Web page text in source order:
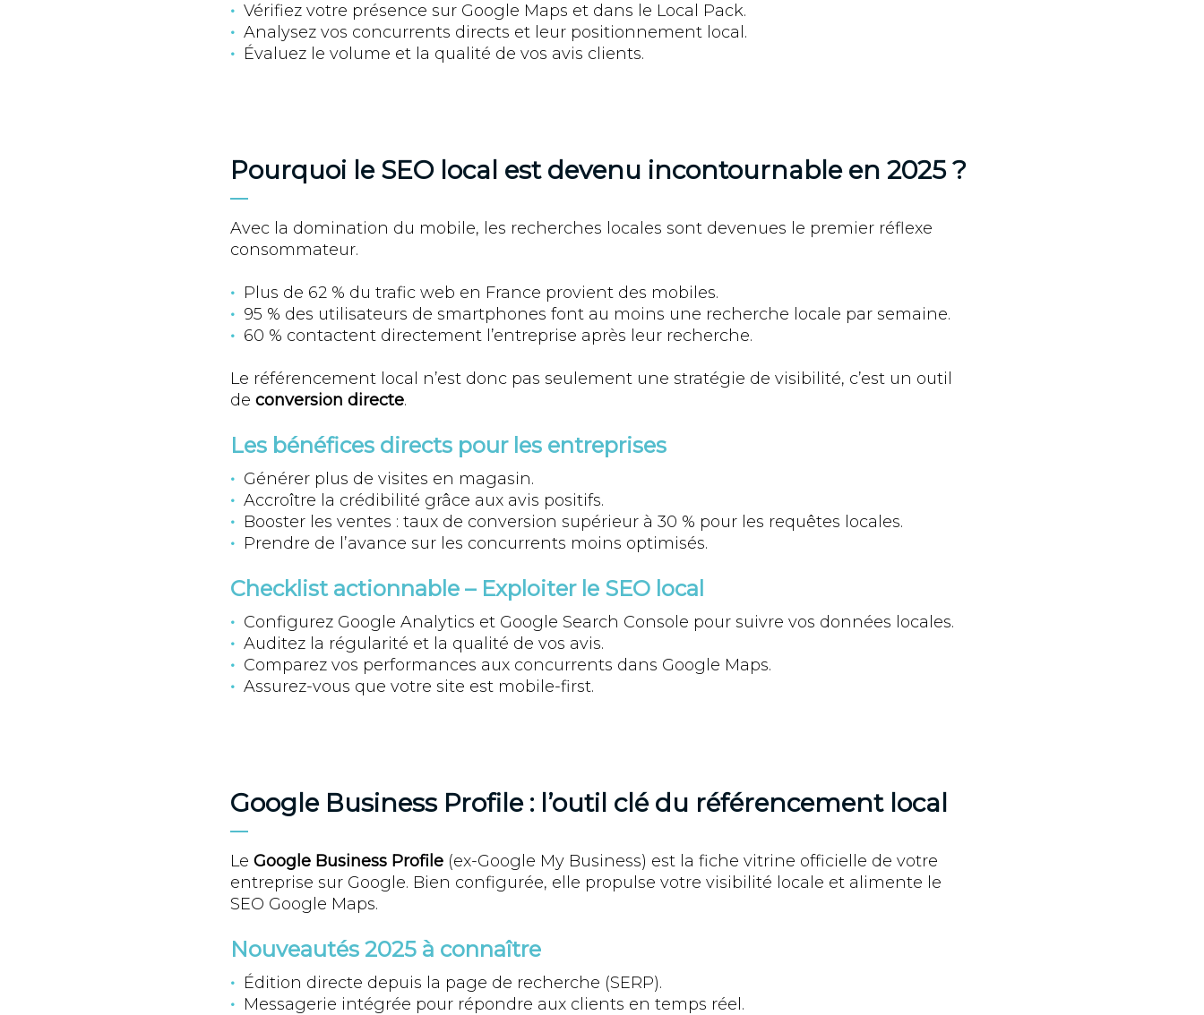
Vérifiez votre présence sur Google Maps et dans le Local Pack.
Analysez vos concurrents directs et leur positionnement local.
Évaluez le volume et la qualité de vos avis clients.
Pourquoi le SEO local est devenu incontournable en 2025 ?
Avec la domination du mobile, les recherches locales sont devenues le premier réflexe
consommateur.
Plus de 62 % du trafic web en France provient des mobiles.
95 % des utilisateurs de smartphones font au moins une recherche locale par semaine.
60 % contactent directement l’entreprise après leur recherche.
Le référencement local n’est donc pas seulement une stratégie de visibilité, c’est un outil
de conversion directe.
Les bénéfices directs pour les entreprises
Générer plus de visites en magasin.
Accroître la crédibilité grâce aux avis positifs.
Booster les ventes : taux de conversion supérieur à 30 % pour les requêtes locales.
Prendre de l’avance sur les concurrents moins optimisés.
Checklist actionnable – Exploiter le SEO local
Configurez Google Analytics et Google Search Console pour suivre vos données locales.
Auditez la régularité et la qualité de vos avis.
Comparez vos performances aux concurrents dans Google Maps.
Assurez-vous que votre site est mobile-first.
Google Business Profile : l’outil clé du référencement local
Le Google Business Profile (ex-Google My Business) est la fiche vitrine officielle de votre
entreprise sur Google. Bien configurée, elle propulse votre visibilité locale et alimente le
SEO Google Maps.
Nouveautés 2025 à connaître
Édition directe depuis la page de recherche (SERP).
Messagerie intégrée pour répondre aux clients en temps réel.